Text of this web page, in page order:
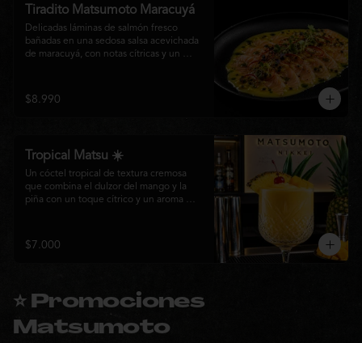
Tiradito Matsumoto Maracuyá
Delicadas láminas de salmón fresco
bañadas en una sedosa salsa acevichada
de maracuyá, con notas cítricas y un
de ají rojo, aceite de cilantro, brotes
frescos y pimienta recién molida. Un
$8.990
Tropical Matsu ☀️
Un cóctel tropical de textura cremosa
que combina el dulzor del mango y la
piña con un toque cítrico y un aroma
nikkei de Matsumoto.
$7.000
⭐ Promociones
Matsumoto